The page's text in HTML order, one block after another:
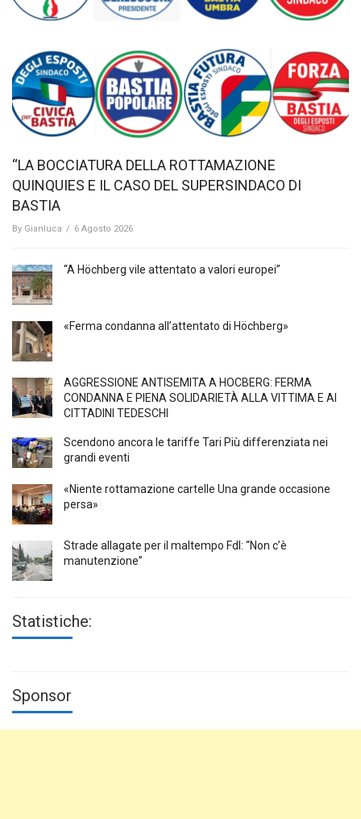
“LA BOCCIATURA DELLA ROTTAMAZIONE
QUINQUIES E IL CASO DEL SUPERSINDACO DI
BASTIA
By Gianluca / 6 Agosto 2026
“A Höchberg vile attentato a valori europei”
«Ferma condanna all’attentato di Höchberg»
AGGRESSIONE ANTISEMITA A HÖCBERG: FERMA
CONDANNA E PIENA SOLIDARIETÀ ALLA VITTIMA E AI
CITTADINI TEDESCHI
Scendono ancora le tariffe Tari Più differenziata nei
grandi eventi
«Niente rottamazione cartelle Una grande occasione
persa»
Strade allagate per il maltempo FdI: “Non c’è
manutenzione”
Statistiche:
Sponsor